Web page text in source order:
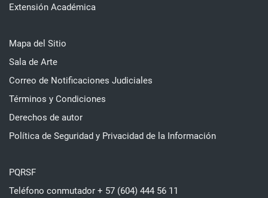
Extensión Académica
Mapa del Sitio
Sala de Arte
Correo de Notificaciones Judiciales
Términos y Condiciones
Derechos de autor
Política de Seguridad y Privacidad de la Información
PQRSF
Teléfono conmutador + 57 (604) 444 56 11